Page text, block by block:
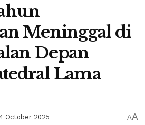
Meninggal di
Depan
Lama
October 2025 AA